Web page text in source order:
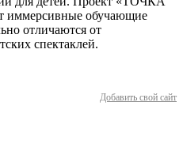
обучающие
отличаются от
спектаклей.
Добавить свой сайт